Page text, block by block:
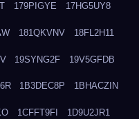
179PIGYE 17HG5UY8
181QKVNV 18FL2H11
19SYNG2F 19V5GFDB
1B3DEC8P 1BHACZIN
1CFFT9FI 1D9U2JR1